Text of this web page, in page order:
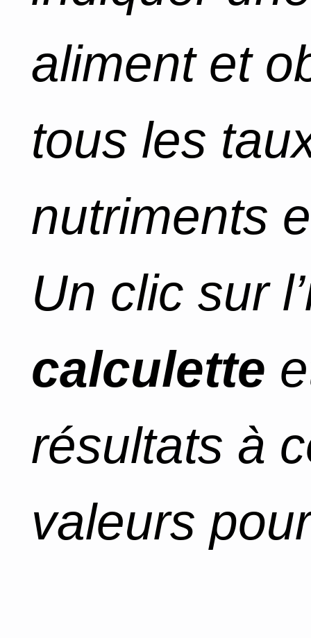
aliment et
tous les
nutriments
Un clic sur
calculette
résultats à
valeurs